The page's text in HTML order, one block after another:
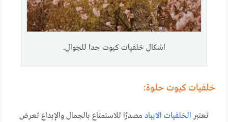
اشكال خلفيات كيوت جدا للجوال.
خلفيات كيوت حلوة:
تعتبر الخلفيات الايباد مصدرًا للاستمتاع بالجمال والإبداع تعرض